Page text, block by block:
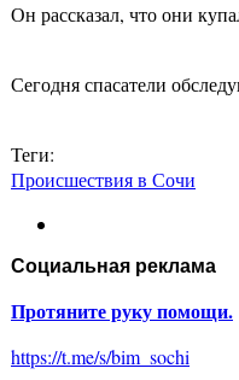
Он рассказал, что они
Сегодня спасатели
Теги:
Происшествия в Сочи
Социальная реклама
Протяните руку помощи.
https://t.me/s/bim_sochi